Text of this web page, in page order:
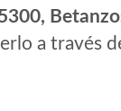
a través